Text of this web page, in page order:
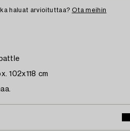
haluat arvioituttaa? Ota meihin
102x118 cm